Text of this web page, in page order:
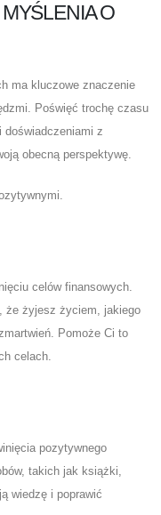
O
ma kluczowe znaczenie
Poświęć trochę czasu
doświadczeniami z
obecną perspektywę.
celów finansowych.
że żyjesz życiem, jakiego
Pomoże Ci to
celach.
pozytywnego
takich jak książki,
wiedzę i poprawić